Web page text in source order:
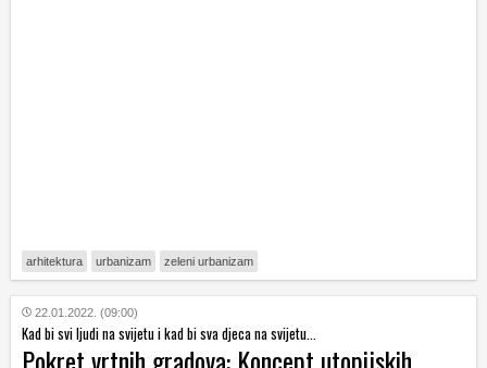
arhitektura urbanizam zeleni urbanizam
22.01.2022. (09:00)
Kad bi svi ljudi na svijetu i kad bi sva djeca na svijetu...